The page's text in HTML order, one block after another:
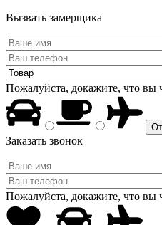
Вызвать замерщика
Пожалуйста, докажите, что вы
Заказать звонок
Пожалуйста, докажите, что вы